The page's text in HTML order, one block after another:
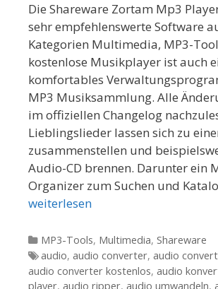
Die Shareware Zortam Mp3
sehr empfehlenswerte Software
Kategorien Multimedia, MP3-
kostenlose Musikplayer ist auch
komfortables
MP3 Musiksammlung. Alle
im offiziellen Changelog
Lieblingslieder lassen sich zu
zusammenstellen und
Audio-CD brennen. Darunter ein
Organizer zum Suchen und
weiterlesen
Kategorien
MP3-Tools, Multimedia, Shareware
Tags
audio, audio converter, audio
audio converter kostenlos, audio
player, audio ripper, audio umwandeln,